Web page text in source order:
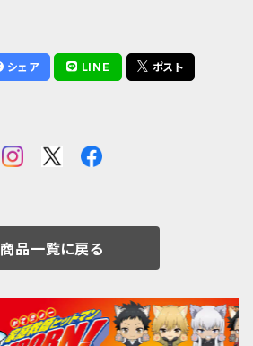
シェア LINE ポスト
商品一覧に戻る